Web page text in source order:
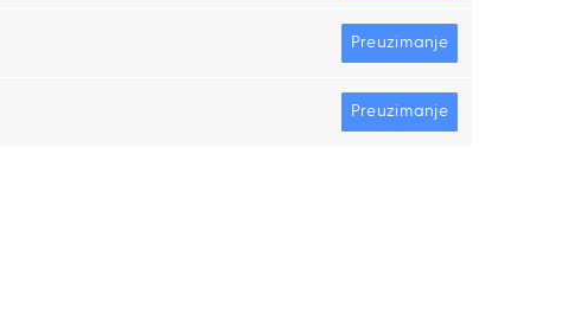
Preuzimanje
Preuzimanje